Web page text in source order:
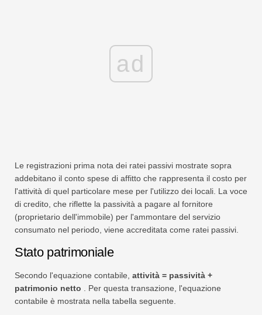
ad
Le registrazioni prima nota dei ratei passivi mostrate sopra
addebitano il conto spese di affitto che rappresenta il costo per
l'attività di quel particolare mese per l'utilizzo dei locali. La voce
di credito, che riflette la passività a pagare al fornitore
(proprietario dell'immobile) per l'ammontare del servizio
consumato nel periodo, viene accreditata come ratei passivi.
Stato patrimoniale
Secondo l'equazione contabile, attività = passività +
patrimonio netto . Per questa transazione, l'equazione
contabile è mostrata nella tabella seguente.